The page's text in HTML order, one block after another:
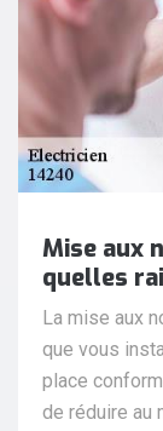
Mise aux
quelles
La mise aux
que vous
place
de réduire au